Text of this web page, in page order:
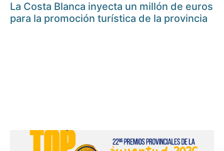
La Costa Blanca inyecta un millón de euros
para la promoción turística de la provincia